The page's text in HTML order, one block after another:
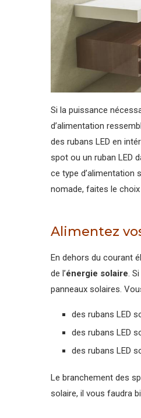
Si la puissance
d’alimentation
des rubans LED en
spot ou un ruban LED
ce type d’alimentation
nomade, faites le choix
Alimentez
En dehors du courant
de l’énergie solaire.
panneaux solaires.
des rubans LED
des rubans LED
des rubans LED
Le branchement des
solaire, il vous faudra